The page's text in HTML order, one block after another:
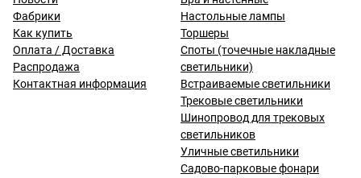
Фабрики
Как купить
Оплата / Доставка
Распродажа
Контактная информация
Настольные лампы
Торшеры
Споты (точечные накладные
светильники)
Встраиваемые светильники
Трековые светильники
Шинопровод для трековых
светильников
Уличные светильники
Садово-парковые фонари